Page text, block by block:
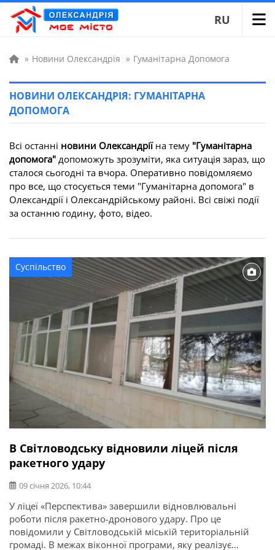
RU
» Новини Олександрія » Гуманітарна Допомога
НОВИНИ ОЛЕКСАНДРІЯ: ГУМАНІТАРНА
ДОПОМОГА
Всі останні новини Олександріїна тему "Гуманітарна
допомога" допоможуть зрозуміти, яка ситуація зараз, що
сталося сьогодні та вчора. Оперативно повідомляємо
про все, що стосується теми "Гуманітарна допомога" в
Олександрії і Олександрійському районі. Всі свіжі події
за останню годину, фото, відео.
Суспільство
В Світловодську відновили ліцей після
ракетного удару
09 січня 2026, 10:44
У ліцеї «Перспектива» завершили відновлювальні
роботи після ракетно-дронового удару. Про це
повідомили у Світловодській міській територіальній
громаді. В межах віконної програми, яку реалізує